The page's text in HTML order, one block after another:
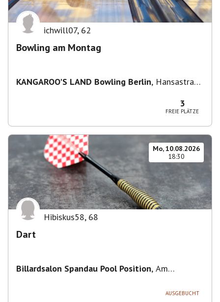
ichwill07, 62
Bowling am Montag
KANGAROO'S LAND Bowling Berlin, Hansastraße
3
FREIE PLÄTZE
Mo, 10.08.2026
18:30
Hibiskus58, 68
Dart
Billardsalon Spandau Pool Position, Am
AUSGEBUCHT